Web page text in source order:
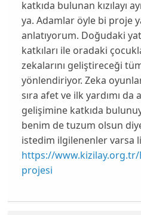
katkıda bulunan kızılayı
ya. Adamlar öyle bi proje
anlatıyorum. Doğudaki
katkıları ile oradaki
zekalarını geliştireceği
yönlendiriyor. Zeka
sıra afet ve ilk yardımı da
gelişimine katkıda
benim de tuzum olsun
istedim ilgilenenler varsa
https://www.kizilay.org.tr/
projesi